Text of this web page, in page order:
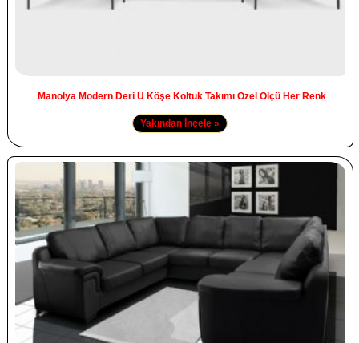
Manolya Modern Deri U Köşe Koltuk Takımı Özel Ölçü Her Renk
Yakından İncele »